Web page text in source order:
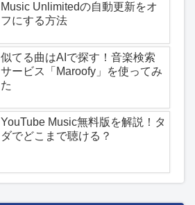
Music Unlimitedの自動更新をオ
フにする方法
似てる曲はAIで探す！音楽検索
サービス「Maroofy」を使ってみ
た
YouTube Music無料版を解説！タ
ダでどこまで聴ける？